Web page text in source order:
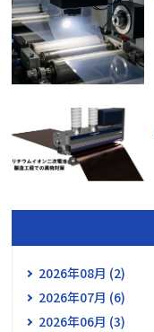
2026年08月 (2)
2026年07月 (6)
2026年06月 (3)